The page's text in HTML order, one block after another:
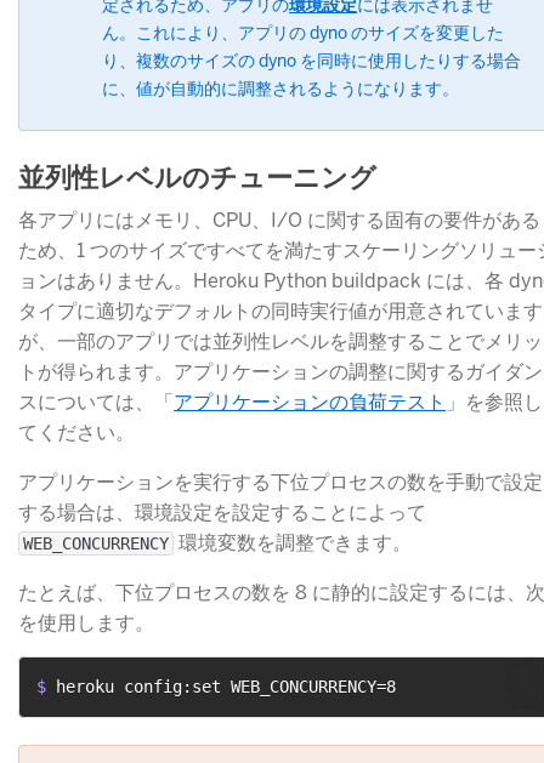
定されるため、アプリの環境設定​には表示されませ
ん。これにより、アプリの dyno のサイズを変更した
り、複数のサイズの dyno を同時に使用したりする場合
に、値が自動的に調整されるようになります。
並列性レベルのチューニング
各アプリにはメモリ、CPU、I/O に関する固有の要件がある
ため、1 つのサイズですべてを満たすスケーリングソリュー
ョンはありません。Heroku Python buildpack には、各
タイプに適切なデフォルトの同時実行値が用意されています
が、一部のアプリでは並列性レベルを調整することでメリッ
トが得られます。アプリケーションの調整に関するガイダン
スについては、「アプリケーションの負荷テスト ​」を参照し
てください。
アプリケーションを実行する下位プロセスの数を手動で設定
する場合は、環境設定を設定することによって
WEB_CONCURRENCY ​ 環境変数を調整できます。
たとえば、下位プロセスの数を 8 に静的に設定するには、次
を使用します。
$ heroku config:set WEB_CONCURRENCY=8